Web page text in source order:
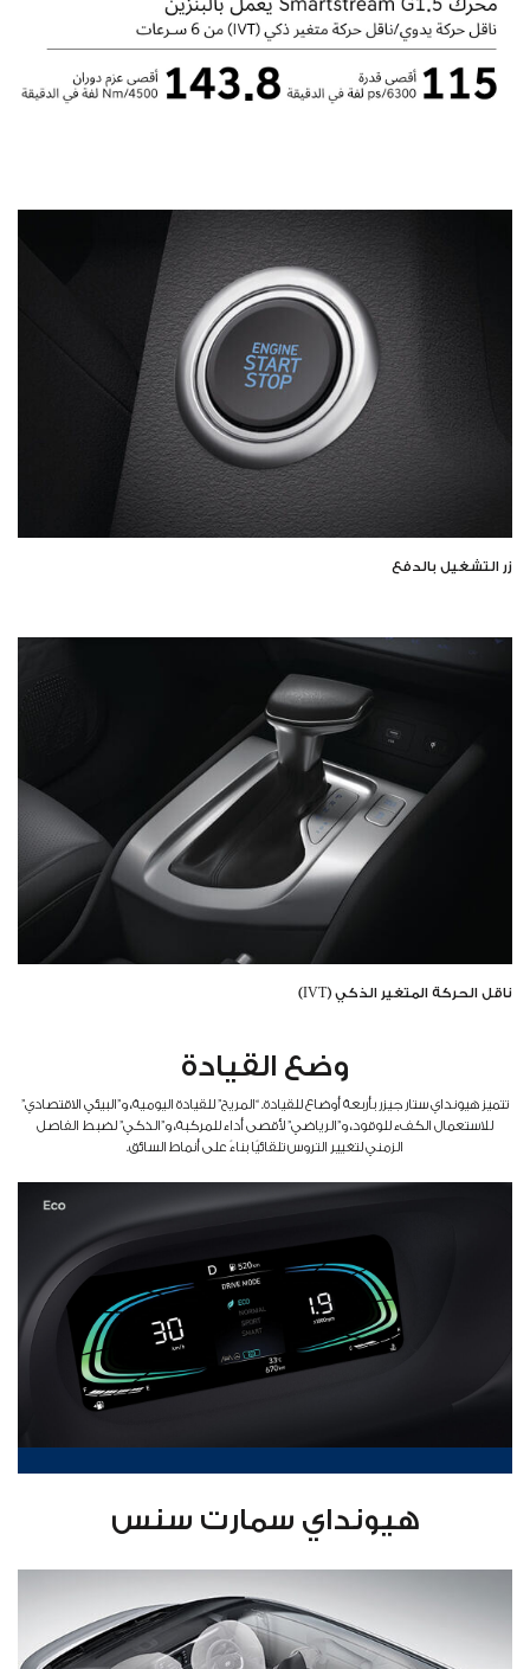
زر التشغيل بالدفع
ناقل الحركة المتغير الذكي (IVT)
وضع القيادة
تتميز هيونداي ستار جيزر بأربعة أوضاع للقيادة. “المريح” للقيادة اليومية، و”البيئي الاقتصادي”
للاستعمال الكفء للوقود، و”الرياضي” لأقصى أداء للمركبة، و”الذكي” لضبط الفاصل
الزمني لتغيير التروس تلقائيًا بناءً على أنماط السائق.
هيونداي سمارت سنس